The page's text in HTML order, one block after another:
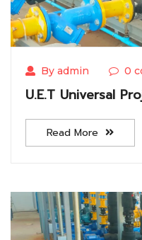
By admin 0
U.E.T Universal
Read More